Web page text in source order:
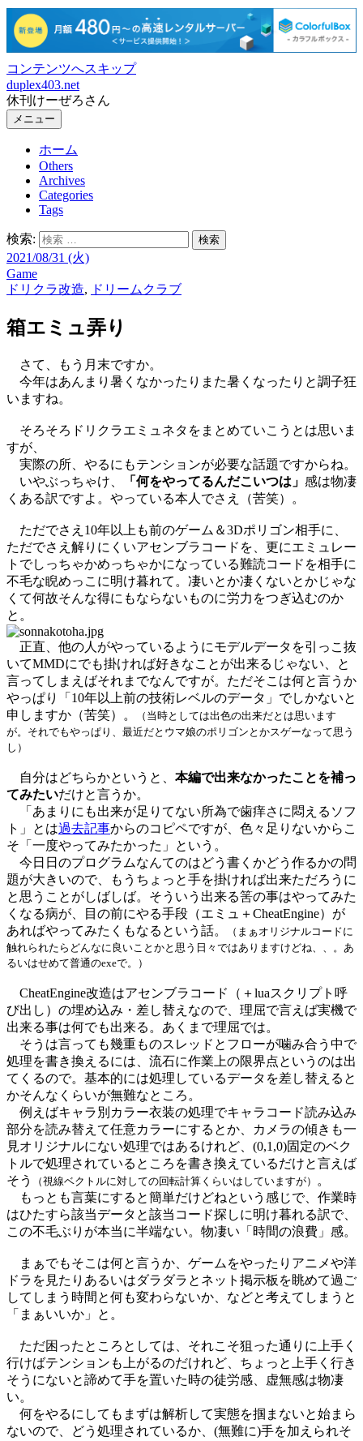
コンテンツへスキップ
duplex403.net
休刊けーぜろさん
メニュー
ホーム
Others
Archives
Categories
Tags
検索:
2021/08/31 (火)
Game
ドリクラ改造, ドリームクラブ
箱エミュ弄り
さて、もう月末ですか。
今年はあんまり暑くなかったりまた暑くなったりと調子狂
いますね。
そろそろドリクラエミュネタをまとめていこうとは思いま
すが、
実際の所、やるにもテンションが必要な話題ですからね。
いやぶっちゃけ、
「何をやってるんだこいつは」 感は物凄
くある訳ですよ。やっている本人でさえ（苦笑）。
ただでさえ10年以上も前のゲーム＆3Dポリゴン相手に、
ただでさえ解りにくいアセンブラコードを、更にエミュレー
トでしっちゃかめっちゃかになっている難読コードを相手に
不毛な睨めっこに明け暮れて。凄いとか凄くないとかじゃな
くて何故そんな得にもならないものに労力をつぎ込むのか
と。
正直、他の人がやっているようにモデルデータを引っこ抜
いてMMDにでも掛ければ好きなことが出来るじゃない、と
言ってしまえばそれまでなんですが。ただそこは何と言うか
やっぱり「10年以上前の技術レベルのデータ」でしかないと
申しますか（苦笑）。
（当時としては出色の出来だとは思います
が。それでもやっぱり、最近だとウマ娘のポリゴンとかスゲーなって思う
し）
自分はどちらかというと、 本編で出来なかったことを補っ
てみたいだけと言うか。
「あまりにも出来が足りてない所為で歯痒さに悶えるソフ
ト」とは過去記事からのコピペですが、色々足りないからこ
そ「一度やってみたかった」という。
今日日のプログラムなんてのはどう書くかどう作るかの問
題が大きいので、もうちょっと手を掛ければ出来ただろうに
と思うことがしばしば。そういう出来る筈の事はやってみた
くなる病が、目の前にやる手段（エミュ＋CheatEngine）が
あればやってみたくもなるという話。
（まぁオリジナルコードに
触れられたらどんなに良いことかと思う日々ではありますけどね、、。あ
るいはせめて普通のexeで。）
CheatEngine改造はアセンブラコード（＋luaスクリプト呼
び出し）の埋め込み・差し替えなので、理屈で言えば実機で
出来る事は何でも出来る。あくまで理屈では。
そうは言っても幾重ものスレッドとフローが噛み合う中で
処理を書き換えるには、流石に作業上の限界点というのは出
てくるので。基本的には処理しているデータを差し替えると
かそんなくらいが無難なところ。
例えばキャラ別カラー衣装の処理でキャラコード読み込み
部分を読み替えて任意カラーにするとか、カメラの傾きも一
見オリジナルにない処理ではあるけれど、(0,1,0)固定のベク
トルで処理されているところを書き換えているだけと言えば
そう
（視線ベクトルに対しての回転計算くらいはしていますが）
。
もっとも言葉にすると簡単だけどねという感じで、作業時
はひたすら該当データと該当コード探しに明け暮れる訳で、
この不毛ぶりが本当に半端ない。物凄い「時間の浪費」感。
まぁでもそこは何と言うか、ゲームをやったりアニメや洋
ドラを見たりあるいはダラダラとネット掲示板を眺めて過ご
してしまう時間と何も変わらないか、などと考えてしまうと
「まぁいいか」と。
ただ困ったところとしては、それこそ狙った通りに上手く
行けばテンションも上がるのだけれど、ちょっと上手く行き
そうにないと諦めて手を置いた時の徒労感、虚無感は物凄
い。
何をやるにしてもまずは解析して実態を掴まないと始まら
ないので、どう処理されているか、(無難に)手を加えられそ